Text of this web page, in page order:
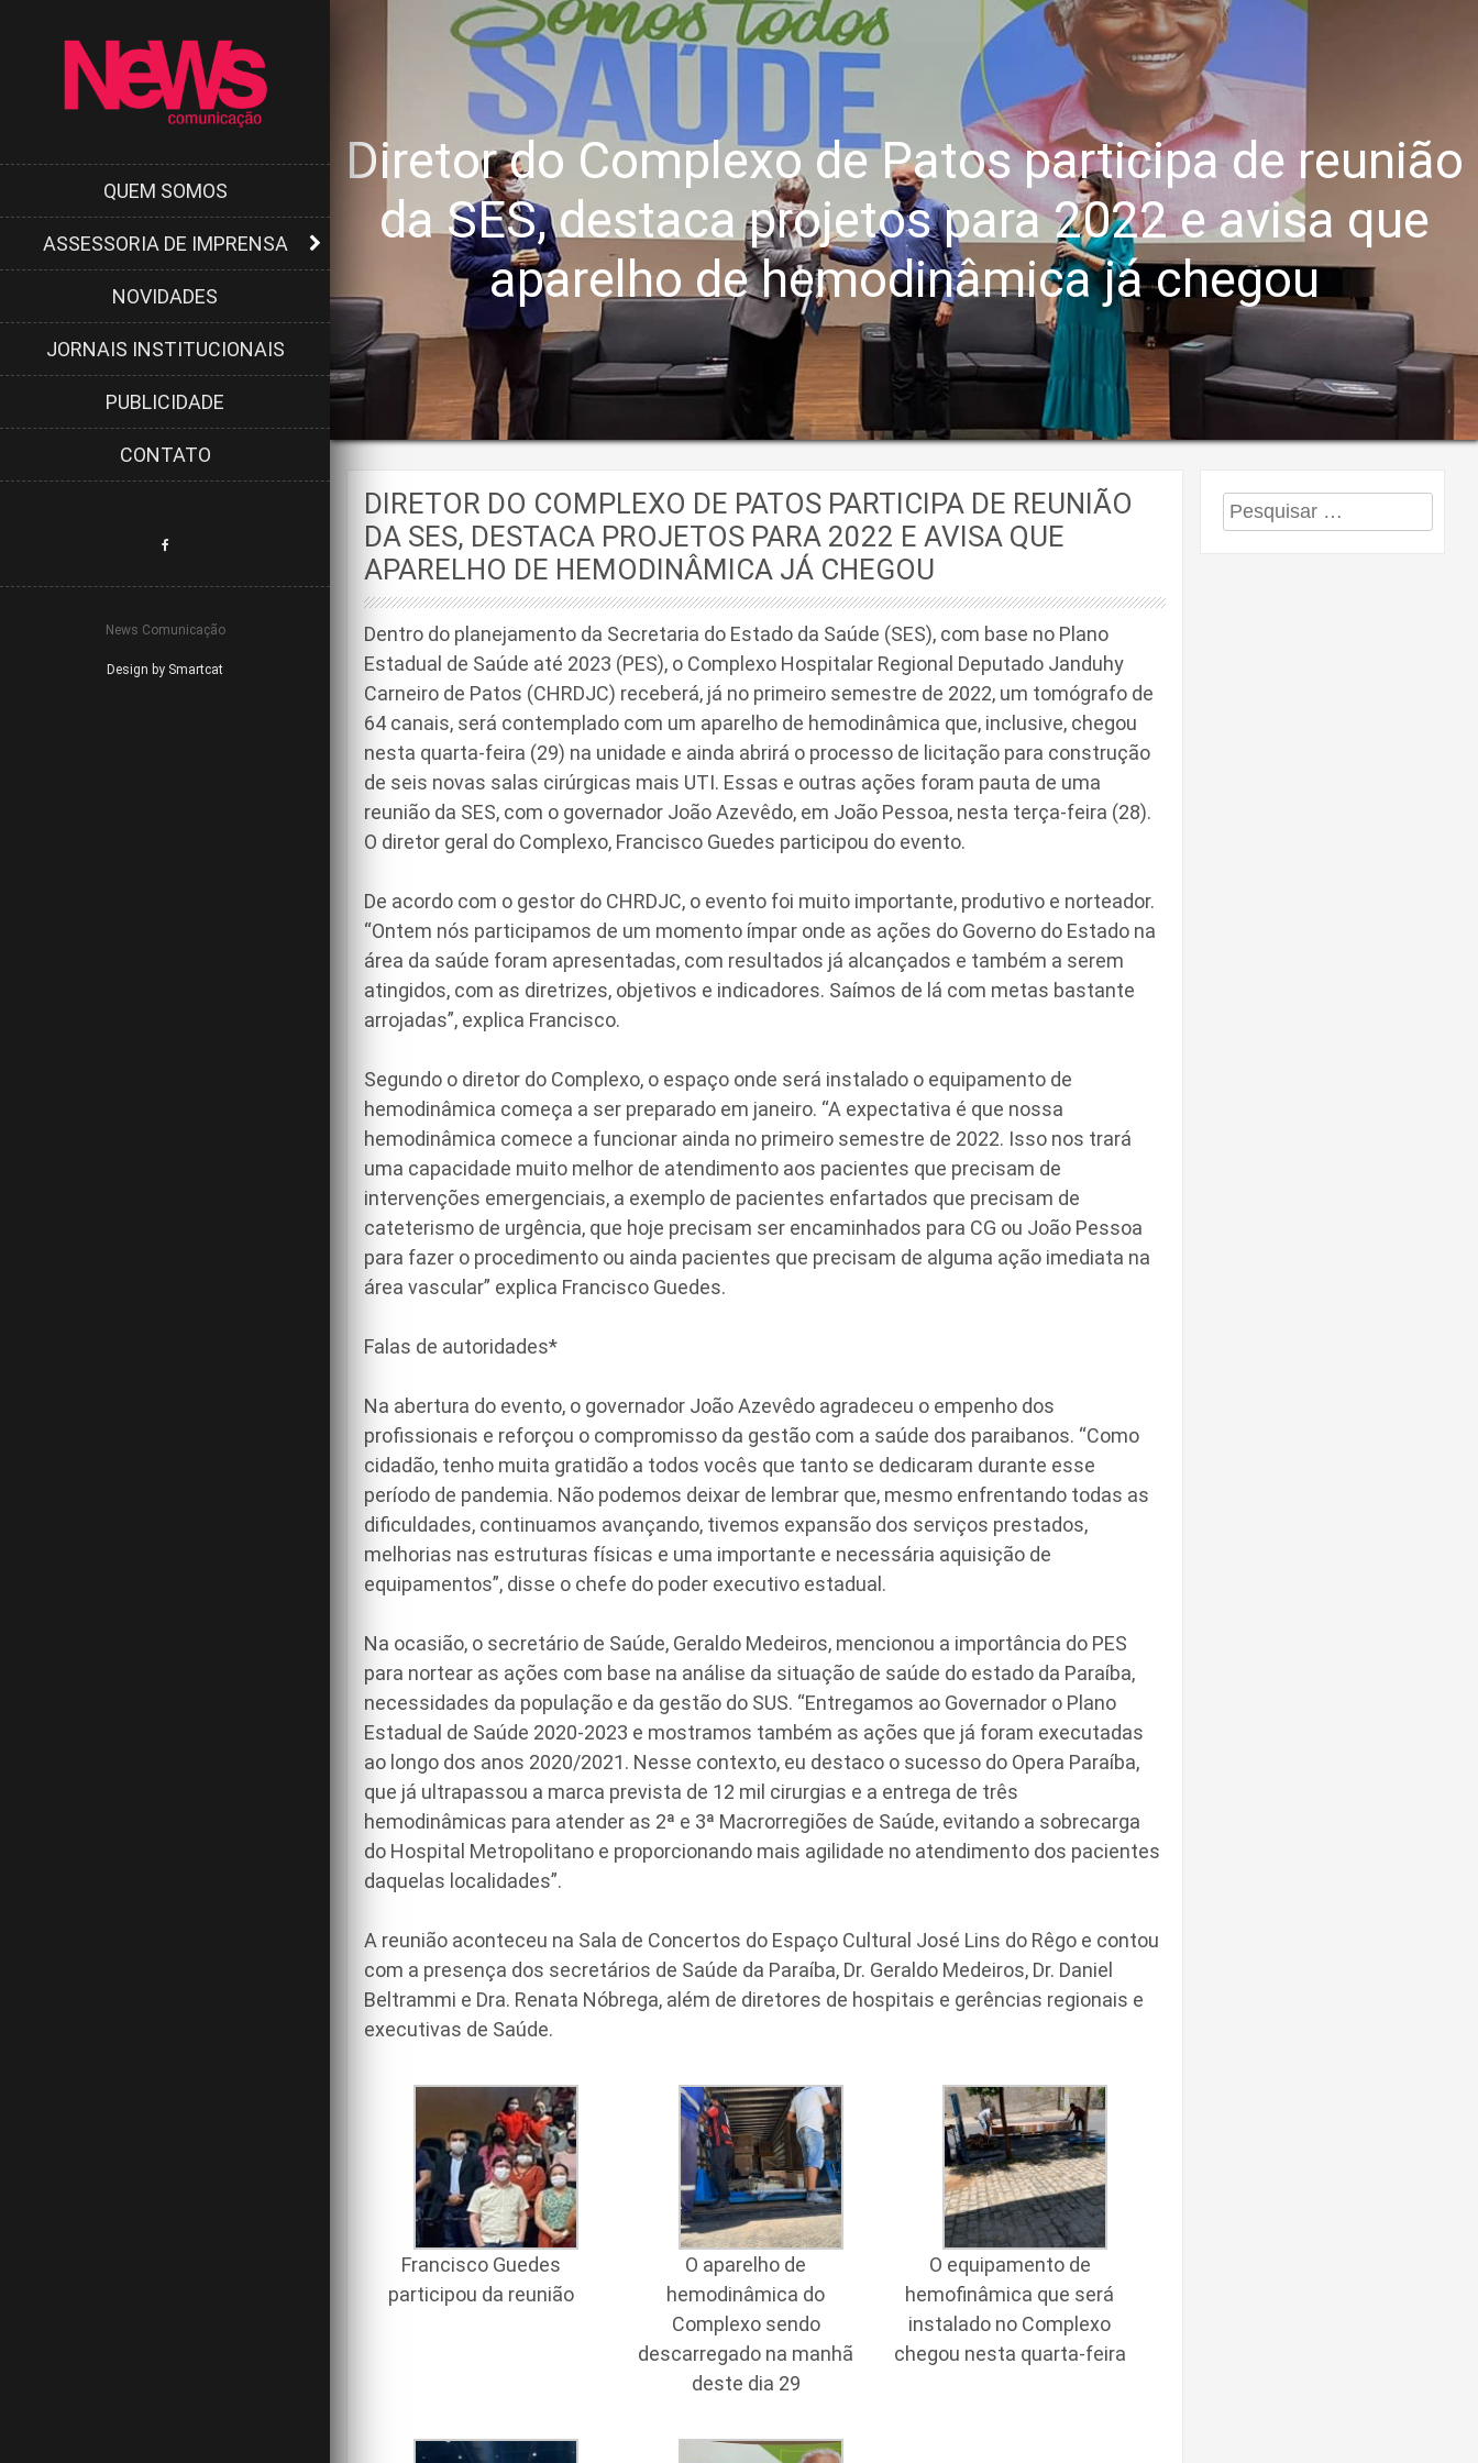
QUEM SOMOS
ASSESSORIA DE IMPRENSA
NOVIDADES
JORNAIS INSTITUCIONAIS
PUBLICIDADE
CONTATO
News Comunicação
Design by Smartcat
Diretor do Complexo de Patos participa de reunião
da SES, destaca projetos para 2022 e avisa que
aparelho de hemodinâmica já chegou
DIRETOR DO COMPLEXO DE PATOS PARTICIPA DE REUNIÃO
DA SES, DESTACA PROJETOS PARA 2022 E AVISA QUE
APARELHO DE HEMODINÂMICA JÁ CHEGOU
Dentro do planejamento da Secretaria do Estado da Saúde (SES), com base no Plano
Estadual de Saúde até 2023 (PES), o Complexo Hospitalar Regional Deputado Janduhy
Carneiro de Patos (CHRDJC) receberá, já no primeiro semestre de 2022, um tomógrafo de
64 canais, será contemplado com um aparelho de hemodinâmica que, inclusive, chegou
nesta quarta-feira (29) na unidade e ainda abrirá o processo de licitação para construção
de seis novas salas cirúrgicas mais UTI. Essas e outras ações foram pauta de uma
reunião da SES, com o governador João Azevêdo, em João Pessoa, nesta terça-feira (28).
O diretor geral do Complexo, Francisco Guedes participou do evento.
De acordo com o gestor do CHRDJC, o evento foi muito importante, produtivo e norteador.
“Ontem nós participamos de um momento ímpar onde as ações do Governo do Estado na
área da saúde foram apresentadas, com resultados já alcançados e também a serem
atingidos, com as diretrizes, objetivos e indicadores. Saímos de lá com metas bastante
arrojadas”, explica Francisco.
Segundo o diretor do Complexo, o espaço onde será instalado o equipamento de
hemodinâmica começa a ser preparado em janeiro. “A expectativa é que nossa
hemodinâmica comece a funcionar ainda no primeiro semestre de 2022. Isso nos trará
uma capacidade muito melhor de atendimento aos pacientes que precisam de
intervenções emergenciais, a exemplo de pacientes enfartados que precisam de
cateterismo de urgência, que hoje precisam ser encaminhados para CG ou João Pessoa
para fazer o procedimento ou ainda pacientes que precisam de alguma ação imediata na
área vascular” explica Francisco Guedes.
Falas de autoridades*
Na abertura do evento, o governador João Azevêdo agradeceu o empenho dos
profissionais e reforçou o compromisso da gestão com a saúde dos paraibanos. “Como
cidadão, tenho muita gratidão a todos vocês que tanto se dedicaram durante esse
período de pandemia. Não podemos deixar de lembrar que, mesmo enfrentando todas as
dificuldades, continuamos avançando, tivemos expansão dos serviços prestados,
melhorias nas estruturas físicas e uma importante e necessária aquisição de
equipamentos”, disse o chefe do poder executivo estadual.
Na ocasião, o secretário de Saúde, Geraldo Medeiros, mencionou a importância do PES
para nortear as ações com base na análise da situação de saúde do estado da Paraíba,
necessidades da população e da gestão do SUS. “Entregamos ao Governador o Plano
Estadual de Saúde 2020-2023 e mostramos também as ações que já foram executadas
ao longo dos anos 2020/2021. Nesse contexto, eu destaco o sucesso do Opera Paraíba,
que já ultrapassou a marca prevista de 12 mil cirurgias e a entrega de três
hemodinâmicas para atender as 2ª e 3ª Macrorregiões de Saúde, evitando a sobrecarga
do Hospital Metropolitano e proporcionando mais agilidade no atendimento dos pacientes
daquelas localidades”.
A reunião aconteceu na Sala de Concertos do Espaço Cultural José Lins do Rêgo e contou
com a presença dos secretários de Saúde da Paraíba, Dr. Geraldo Medeiros, Dr. Daniel
Beltrammi e Dra. Renata Nóbrega, além de diretores de hospitais e gerências regionais e
executivas de Saúde.
Francisco Guedes
participou da reunião
O aparelho de
hemodinâmica do
Complexo sendo
descarregado na manhã
deste dia 29
O equipamento de
hemofinâmica que será
instalado no Complexo
chegou nesta quarta-feira
Pesquisar
por: